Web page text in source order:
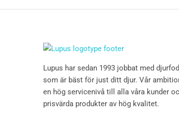
Lupus har sedan 1993 jobbat med
som är bäst för just ditt djur. Vår
en hög servicenivå till alla våra kunder
prisvärda produkter av hög kvalitet.